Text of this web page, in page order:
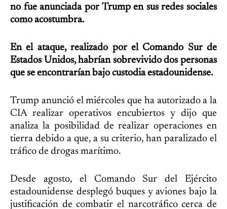
no fue anunciada por Trump en sus redes sociales
como acostumbra.
En el ataque, realizado por el Comando Sur de
Estados Unidos, habrían sobrevivido dos personas
que se encontrarían bajo custodia estadounidense.
Trump anunció el miércoles que ha autorizado a la
CIA realizar operativos encubiertos y dijo que
analiza la posibilidad de realizar operaciones en
tierra debido a que, a su criterio, han paralizado el
tráfico de drogas marítimo.
Desde agosto, el Comando Sur del Ejército
estadounidense desplegó buques y aviones bajo la
justificación de combatir el narcotráfico cerca de